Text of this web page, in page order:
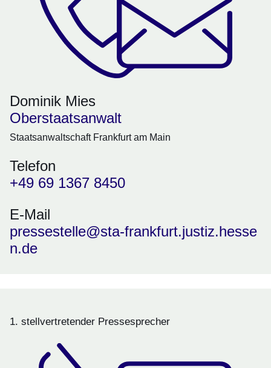
Dominik Mies
Oberstaatsanwalt
Staatsanwaltschaft Frankfurt am Main
Telefon
+49 69 1367 8450
E-Mail
pressestelle@sta-frankfurt.justiz.hesse
n.de
1. stellvertretender Pressesprecher